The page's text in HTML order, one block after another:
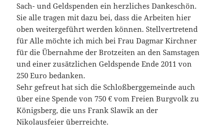
Sach- und Geldspenden ein herzliches Dankeschön.
Sie alle tragen mit dazu bei, dass die Arbeiten hier
oben weitergeführt werden können. Stellvertretend
für Alle möchte ich mich bei Frau Dagmar Kirchner
für die Übernahme der Brotzeiten an den Samstagen
und einer zusätzlichen Geldspende Ende 2011 von
250 Euro bedanken.
Sehr gefreut hat sich die Schloßberggemeinde auch
über eine Spende von 750 € vom Freien Burgvolk zu
Königsberg, die uns Frank Slawik an der
Nikolausfeier überreichte.